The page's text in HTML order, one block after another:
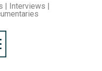
| Interviews |